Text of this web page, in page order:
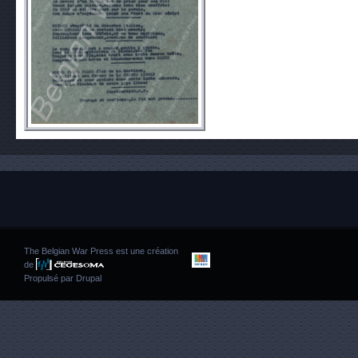
The Belgian War Press est une création
de
Propulsé par Drupal